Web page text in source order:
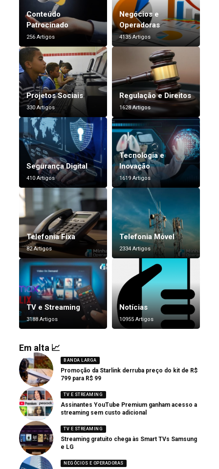
Conteúdo
Patrocinado
256 Artigos
Negócios e
Operadoras
4135 Artigos
Projetos Sociais
330 Artigos
Regulação e Direitos
1628 Artigos
Segurança Digital
410 Artigos
Tecnologia e
Inovação
1619 Artigos
Telefonia Fixa
82 Artigos
Telefonia Móvel
2334 Artigos
TV e Streaming
3188 Artigos
Notícias
10955 Artigos
Em alta 📈
BANDA LARGA
Promoção da Starlink derruba preço do kit de R$
799 para R$ 99
TV E STREAMING
Assinantes YouTube Premium ganham acesso a
streaming sem custo adicional
TV E STREAMING
Streaming gratuito chega às Smart TVs Samsung
e LG
NEGÓCIOS E OPERADORAS